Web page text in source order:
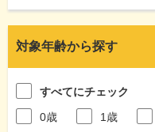
対象年齢から探す
すべてにチェック
0歳
1歳